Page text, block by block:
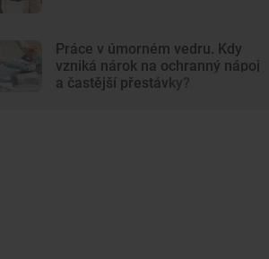
Práce v úmorném vedru. Kdy
vzniká nárok na ochranný nápoj
a častější přestávky?